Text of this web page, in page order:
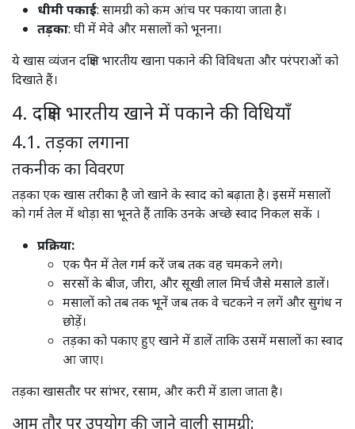
धीमी पकाई: सामग्री को कम आंच पर पकाया जाता है।​
तड़का: घी में मेवे और मसालों को भूनना।​
ये खास व्यंजन दक्षिण भारतीय खाना पकाने की विविधता और परंपराओं को
दिखाते हैं।
4. दक्षिण भारतीय खाने में पकाने की विधियाँ
4.1. तड़का लगाना
तकनीक का विवरण
तड़का एक खास तरीका है जो खाने के स्वाद को बढ़ाता है। इसमें मसालों
को गर्म तेल में थोड़ा सा भूनते हैं ताकि उनके अच्छे स्वाद निकल सकें ।
प्रक्रिया:
एक पैन में तेल गर्म करें जब तक वह चमकने लगे।
सरसों के बीज, जीरा, और सूखी लाल मिर्च जैसे मसाले डालें।
मसालों को तब तक भूनें जब तक वे चटकने न लगें और सुगंध न
छोड़ें।
तड़का को पकाए हुए खाने में डालें ताकि उसमें मसालों का स्वाद
आ जाए।
तड़का खासतौर पर सांभर, रसाम, और करी में डाला जाता है।
आम तौर पर उपयोग की जाने वाली सामग्री: